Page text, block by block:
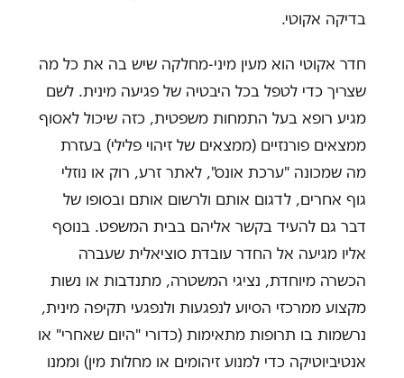
בדיקה אקוטי.
חדר אקוטי הוא מעין מיני-מחלקה שיש בה את כל מה
שצריך כדי לטפל בכל היבטיה של פגיעה מינית. לשם
מגיע רופא בעל התמחות משפטית, כזה שיכול לאסוף
ממצאים פורנזיים (ממצאים של זיהוי פלילי) בעזרת
מה שמכונה "ערכת אונס", לאתר זרע, רוק או נוזלי
גוף אחרים, לדגום אותם ולרשום אותם ובסופו של
דבר גם להעיד בקשר אליהם בבית המשפט. בנוסף
אליו מגיעה אל החדר עובדת סוציאלית שעברה
הכשרה מיוחדת, נציגי המשטרה, מתנדבות או נשות
מקצוע ממרכזי הסיוע לנפגעות ולנפגעי תקיפה מינית,
נרשמות בו תרופות מתאימות (כדורי "היום שאחרי" או
אנטיביוטיקה כדי למנוע זיהומים או מחלות מין) וממנו